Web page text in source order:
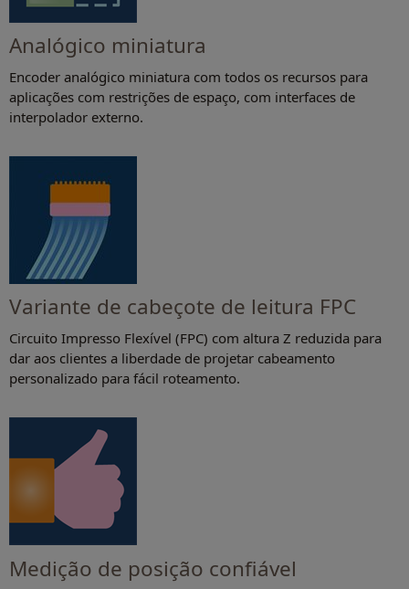
Analógico miniatura
Encoder analógico miniatura com todos os recursos para
aplicações com restrições de espaço, com interfaces de
interpolador externo.
Variante de cabeçote de leitura FPC
Circuito Impresso Flexível (FPC) com altura Z reduzida para
dar aos clientes a liberdade de projetar cabeamento
personalizado para fácil roteamento.
Medição de posição confiável